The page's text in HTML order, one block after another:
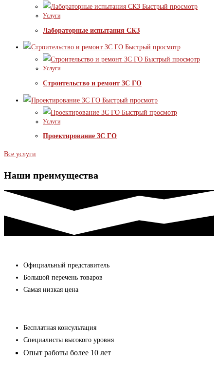
Быстрый просмотр
Услуги
Лабораторные испытания СКЗ
Быстрый просмотр
Быстрый просмотр
Услуги
Строительство и ремонт ЗС ГО
Быстрый просмотр
Быстрый просмотр
Услуги
Проектирование ЗС ГО
Все услуги
Наши преимущества
Официальный представитель
Большой перечень товаров
Самая низкая цена
Бесплатная консультация
Специалисты высокого уровня
Опыт работы более 10 лет